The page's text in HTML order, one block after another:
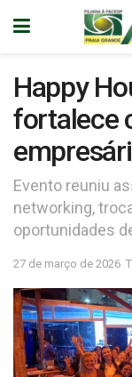
Happy
fortalece
Evento reuniu
networking,
oportunidades
27 de março de 2026